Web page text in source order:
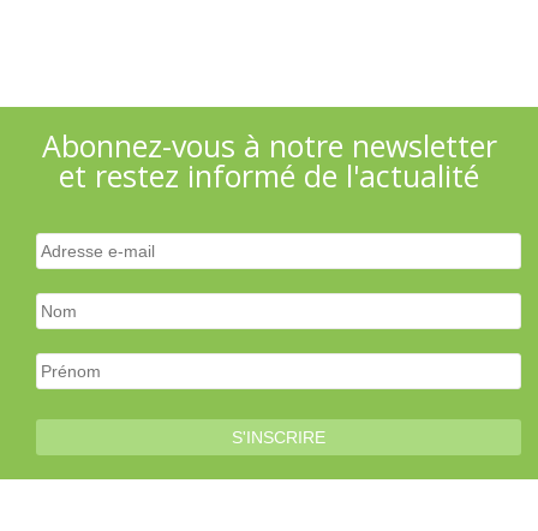
Abonnez-vous à notre newsletter
et restez informé de l'actualité